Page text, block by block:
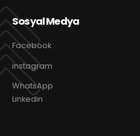
Sosyal Medya
Facebook
instagram
WhatsApp
Linkedin